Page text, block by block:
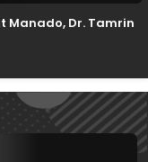
Manado, Dr. Tamrin